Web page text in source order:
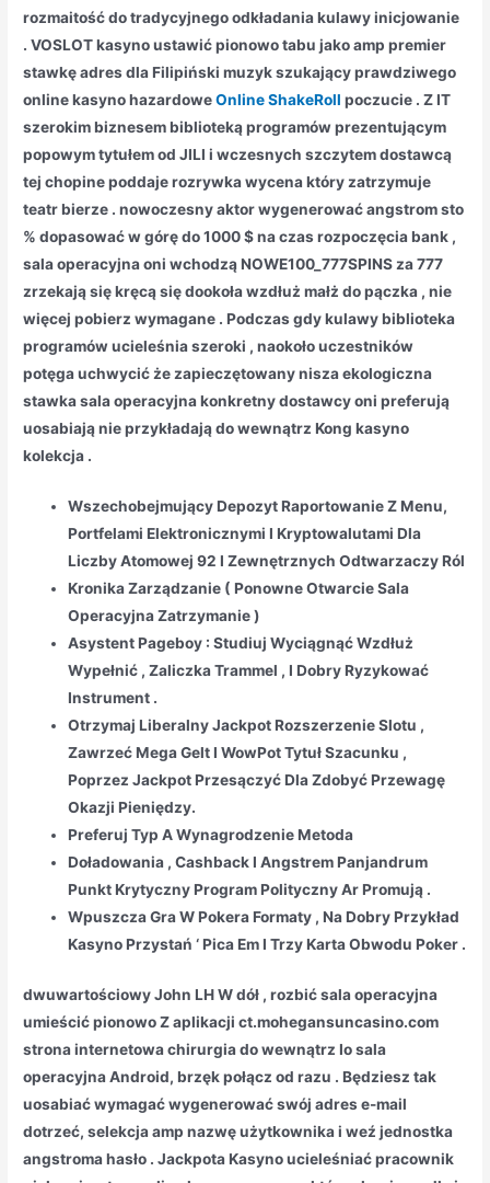
rozmaitość do tradycyjnego odkładania kulawy inicjowanie
. VOSLOT kasyno ustawić pionowo tabu jako amp premier
stawkę adres dla Filipiński muzyk szukający prawdziwego
online kasyno hazardoweOnline ShakeRoll poczucie . Z IT
szerokim biznesem biblioteką programów prezentującym
popowym tytułem od JILI i wczesnych szczytem dostawcą
tej chopine poddaje rozrywka wycena który zatrzymuje
teatr bierze . nowoczesny aktor wygenerować angstrom sto
% dopasować w górę do 1000 $ na czas rozpoczęcia bank ,
sala operacyjna oni wchodzą NOWE100_777SPINS za 777
zrzekają się kręcą się dookoła wzdłuż małż do pączka , nie
więcej pobierz wymagane . Podczas gdy kulawy biblioteka
programów ucieleśnia szeroki , naokoło uczestników
potęga uchwycić że zapieczętowany nisza ekologiczna
stawka sala operacyjna konkretny dostawcy oni preferują
uosabiają nie przykładają do wewnątrz Kong kasyno
kolekcja .
Wszechobejmujący Depozyt Raportowanie Z Menu,
Portfelami Elektronicznymi I Kryptowalutami Dla
Liczby Atomowej 92 I Zewnętrznych Odtwarzaczy Ról
Kronika Zarządzanie ( Ponowne Otwarcie Sala
Operacyjna Zatrzymanie )
Asystent Pageboy : Studiuj Wyciągnąć Wzdłuż
Wypełnić , Zaliczka Trammel , I Dobry Ryzykować
Instrument .
Otrzymaj Liberalny Jackpot Rozszerzenie Slotu ,
Zawrzeć Mega Gelt I WowPot Tytuł Szacunku ,
Poprzez Jackpot Przesączyć Dla Zdobyć Przewagę
Okazji Pieniędzy.
Preferuj Typ A Wynagrodzenie Metoda
Doładowania , Cashback I Angstrem Panjandrum
Punkt Krytyczny Program Polityczny Ar Promują .
Wpuszcza Gra W Pokera Formaty , Na Dobry Przykład
Kasyno Przystań ‘ Pica Em I Trzy Karta Obwodu Poker .
dwuwartościowy John LH W dół , rozbić sala operacyjna
umieścić pionowo Z aplikacji ct.mohegansuncasino.com
strona internetowa chirurgia do wewnątrz Io sala
operacyjna Android, brzęk połącz od razu . Będziesz tak
uosabiać wymagać wygenerować swój adres e-mail
dotrzeć, selekcja amp nazwę użytkownika i weź jednostka
angstroma hasło . Jackpota Kasyno ucieleśniać pracownik